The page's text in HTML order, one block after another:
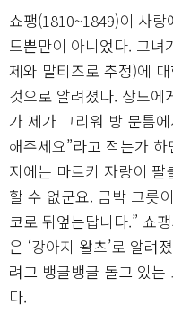
쇼팽(1810~1849)이 사
드뿐만이 아니었다. 그녀
제와 말티즈로 추정)에
것으로 알려졌다. 상드에
가 제가 그리워 방 문틈
해주세요”라고 적는가
지에는 마르키 자랑이 팔
할 수 없군요. 금박 그릇
코로 뒤엎는답니다.” 쇼
은 ‘강아지 왈츠’로 알려
려고 뱅글뱅글 돌고 있
다.